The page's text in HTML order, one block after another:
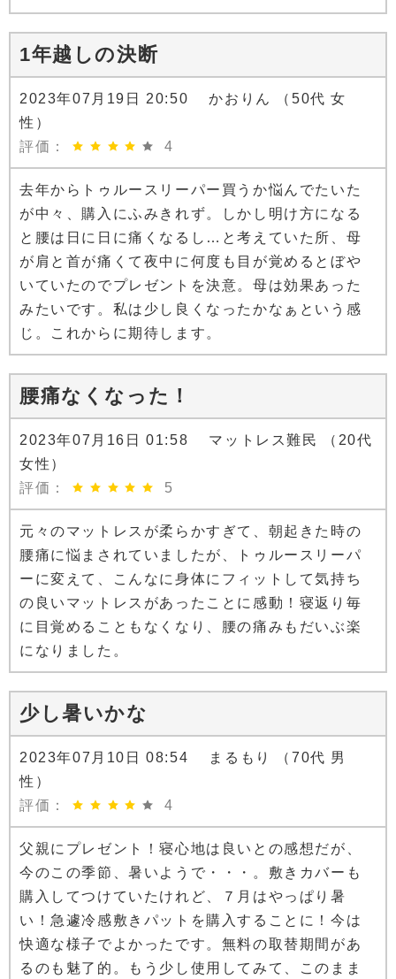
1年越しの決断
2023年07月19日 20:50 かおりん （50代 女
性）
評価：
4
去年からトゥルースリーパー買うか悩んでたいた
が中々、購入にふみきれず。しかし明け方になる
と腰は日に日に痛くなるし…と考えていた所、母
が肩と首が痛くて夜中に何度も目が覚めるとぼや
いていたのでプレゼントを決意。母は効果あった
みたいです。私は少し良くなったかなぁという感
じ。これからに期待します。
腰痛なくなった！
2023年07月16日 01:58 マットレス難民 （20代
女性）
評価：
5
元々のマットレスが柔らかすぎて、朝起きた時の
腰痛に悩まされていましたが、トゥルースリーパ
ーに変えて、こんなに身体にフィットして気持ち
の良いマットレスがあったことに感動！寝返り毎
に目覚めることもなくなり、腰の痛みもだいぶ楽
になりました。
少し暑いかな
2023年07月10日 08:54 まるもり （70代 男
性）
評価：
4
父親にプレゼント！寝心地は良いとの感想だが、
今のこの季節、暑いようで・・・。敷きカバーも
購入してつけていたけれど、７月はやっぱり暑
い！急遽冷感敷きパットを購入することに！今は
快適な様子でよかったです。無料の取替期間があ
るのも魅了的。もう少し使用してみて、このまま